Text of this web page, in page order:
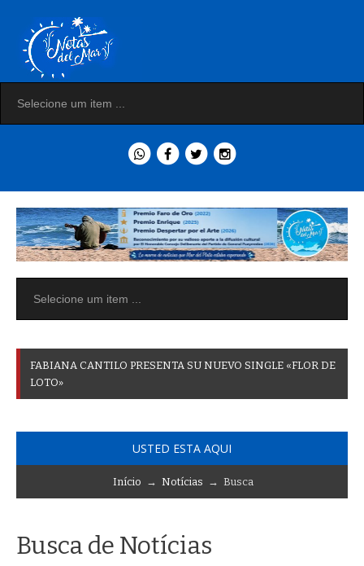
FABIANA CANTILO PRESENTA SU NUEVO SINGLE «FLOR DE
LOTO»
USTED ESTA AQUI
Início → Notícias → Busca
Busca de Notícias